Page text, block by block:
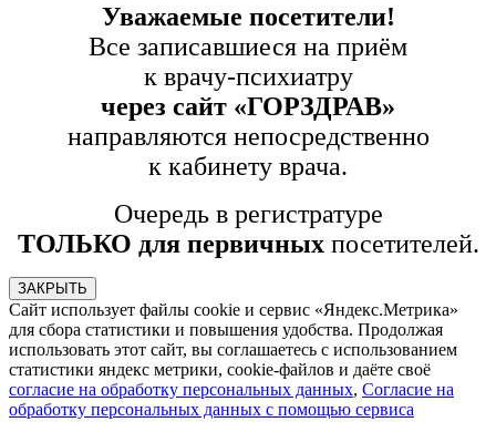
Уважаемые посетители!
Все записавшиеся на приём
к врачу-психиатру
через сайт «ГОРЗДРАВ»
направляются непосредственно
к кабинету врача.
Очередь в регистратуре
ТОЛЬКО для первичныхпосетителей.
ЗАКРЫТЬ
Сайт использует файлы cookie и сервис «Яндекс.Метрика»
для сбора статистики и повышения удобства. Продолжая
использовать этот сайт, вы соглашаетесь с использованием
статистики яндекс метрики, cookie-файлов и даёте своё
согласие на обработку персональных данных, Согласие на
обработку персональных данных с помощью сервиса